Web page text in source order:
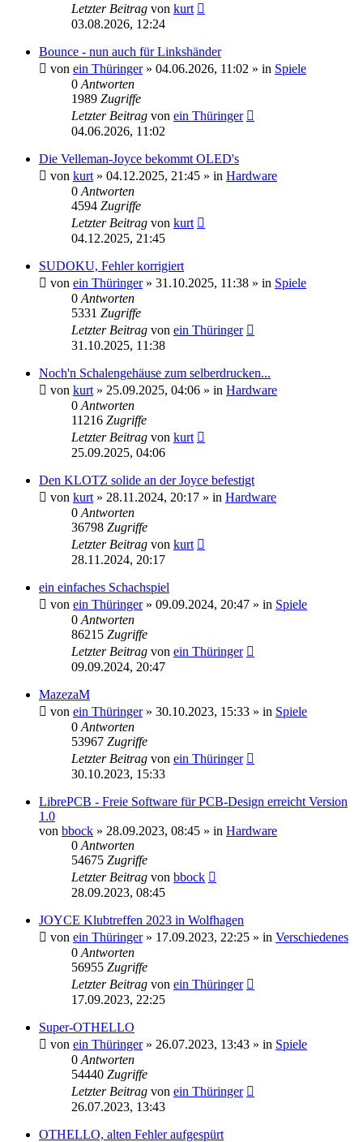
Letzter Beitrag von kurt
03.08.2026, 12:24
Bounce - nun auch für Linkshänder
von ein Thüringer» 04.06.2026, 11:02 » in Spiele
0 Antworten
1989 Zugriffe
Letzter Beitrag von ein Thüringer
04.06.2026, 11:02
Die Velleman-Joyce bekommt OLED's
von kurt » 04.12.2025, 21:45 » in Hardware
0 Antworten
4594 Zugriffe
Letzter Beitrag von kurt
04.12.2025, 21:45
SUDOKU, Fehler korrigiert
von ein Thüringer» 31.10.2025, 11:38 » in Spiele
0 Antworten
5331 Zugriffe
Letzter Beitrag von ein Thüringer
31.10.2025, 11:38
Noch'n Schalengehäuse zum selberdrucken...
von kurt » 25.09.2025, 04:06 » in Hardware
0 Antworten
11216 Zugriffe
Letzter Beitrag von kurt
25.09.2025, 04:06
Den KLOTZ solide an der Joyce befestigt
von kurt » 28.11.2024, 20:17 » in Hardware
0 Antworten
36798 Zugriffe
Letzter Beitrag von kurt
28.11.2024, 20:17
ein einfaches Schachspiel
von ein Thüringer» 09.09.2024, 20:47 » in Spiele
0 Antworten
86215 Zugriffe
Letzter Beitrag von ein Thüringer
09.09.2024, 20:47
MazezaM
von ein Thüringer» 30.10.2023, 15:33 » in Spiele
0 Antworten
53967 Zugriffe
Letzter Beitrag von ein Thüringer
30.10.2023, 15:33
LibrePCB - Freie Software für PCB-Design erreicht Version
1.0
von bbock » 28.09.2023, 08:45 » in Hardware
0 Antworten
54675 Zugriffe
Letzter Beitrag von bbock
28.09.2023, 08:45
JOYCE Klubtreffen 2023 in Wolfhagen
von ein Thüringer» 17.09.2023, 22:25 » in Verschiedenes
0 Antworten
56955 Zugriffe
Letzter Beitrag von ein Thüringer
17.09.2023, 22:25
Super-OTHELLO
von ein Thüringer» 26.07.2023, 13:43 » in Spiele
0 Antworten
54440 Zugriffe
Letzter Beitrag von ein Thüringer
26.07.2023, 13:43
OTHELLO, alten Fehler aufgespürt